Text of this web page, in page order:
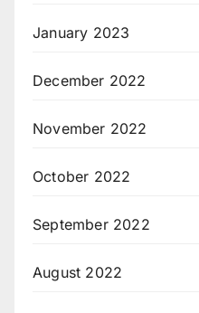
January 2023
December 2022
November 2022
October 2022
September 2022
August 2022